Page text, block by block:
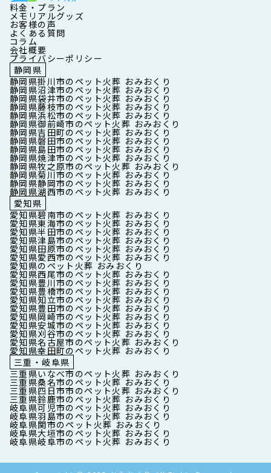
料金・プラン
メモリアルグッズ
お客様の声
よくある質問
コラム
会社概要
プライバシーポリシー
静岡県
静岡県掛川市のペット火葬 おみおくり
静岡県沼津市のペット火葬 おみおくり
静岡県袋井市のペット火葬 おみおくり
静岡県藤枝市のペット火葬 おみおくり
静岡県浜松市のペット火葬 おみおくり
静岡県御前崎市のペット火葬 おみおくり
静岡県吉田町のペット火葬 おみおくり
静岡県磐田市のペット火葬 おみおくり
静岡県島田市のペット火葬 おみおくり
静岡県焼津市のペット火葬 おみおくり
静岡県牧之原市のペット火葬 おみおくり
静岡県菊川市のペット火葬 おみおくり
静岡県静岡市のペット火葬 おみおくり
静岡県湖西市のペット火葬 おみおくり
愛知県
愛知県碧南市のペット火葬 おみおくり
愛知県東海市のペット火葬 おみおくり
愛知県半田市のペット火葬 おみおくり
愛知県津島市のペット火葬 おみおくり
愛知県田原市のペット火葬 おみおくり
愛知県愛西市のペット火葬 おみおくり
愛知県のペット火葬 おみおくり
愛知県西尾市のペット火葬 おみおくり
愛知県豊川市のペット火葬 おみおくり
愛知県豊橋市のペット火葬 おみおくり
愛知県知立市のペット火葬 おみおくり
愛知県豊田市のペット火葬 おみおくり
愛知県岡崎市のペット火葬 おみおくり
愛知県安城市のペット火葬 おみおくり
愛知県刈谷市のペット火葬 おみおくり
愛知県名古屋市のペット火葬 おみおくり
愛知県幸田町のペット火葬 おみおくり
三重・岐阜県
三重県いなべ市のペット火葬 おみおくり
三重県桑名市のペット火葬 おみおくり
三重県四日市市のペット火葬 おみおくり
三重県鈴鹿市のペット火葬 おみおくり
岐阜県可児市のペット火葬 おみおくり
岐阜県羽島市のペット火葬 おみおくり
岐阜県関市のペット火葬 おみおくり
岐阜県大垣市のペット火葬 おみおくり
岐阜県岐阜市のペット火葬 おみおくり